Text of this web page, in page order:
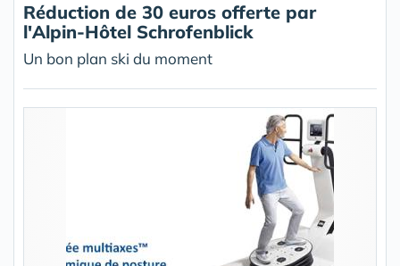
Réduction de 30 euros offerte par
l'Alpin-Hôtel Schrofenblick
Un bon plan ski du moment